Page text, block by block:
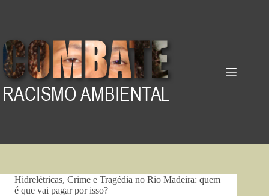
Hidrelétricas, Crime e Tragédia no Rio Madeira: quem
é que vai pagar por isso?